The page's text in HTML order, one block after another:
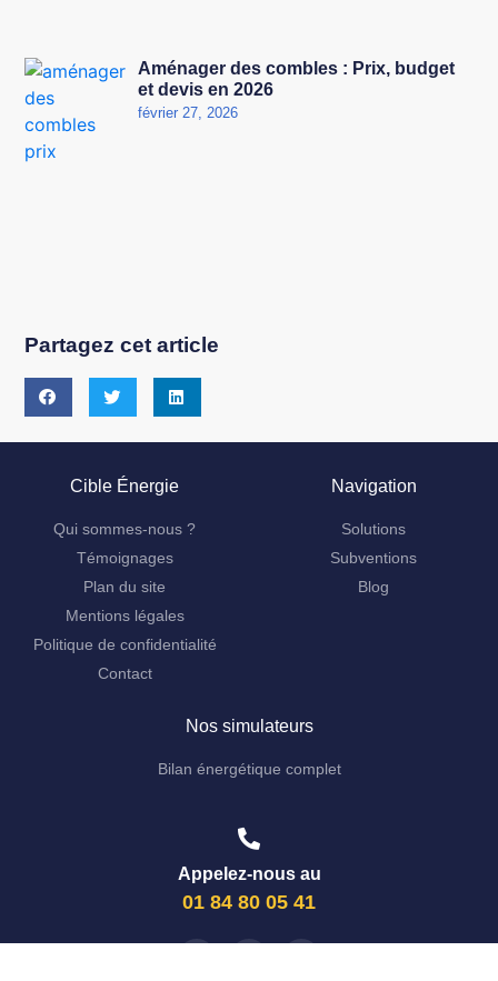
Aménager des combles : Prix, budget
et devis en 2026
février 27, 2026
Partagez cet article
Cible Énergie
Qui sommes-nous ?
Témoignages
Plan du site
Mentions légales
Politique de confidentialité
Contact
Navigation
Solutions
Subventions
Blog
Nos simulateurs
Bilan énergétique complet
Appelez-nous au
01 84 80 05 41